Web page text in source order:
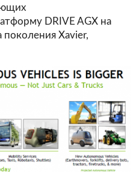
DRIVE AGX на
поколения Xavier,